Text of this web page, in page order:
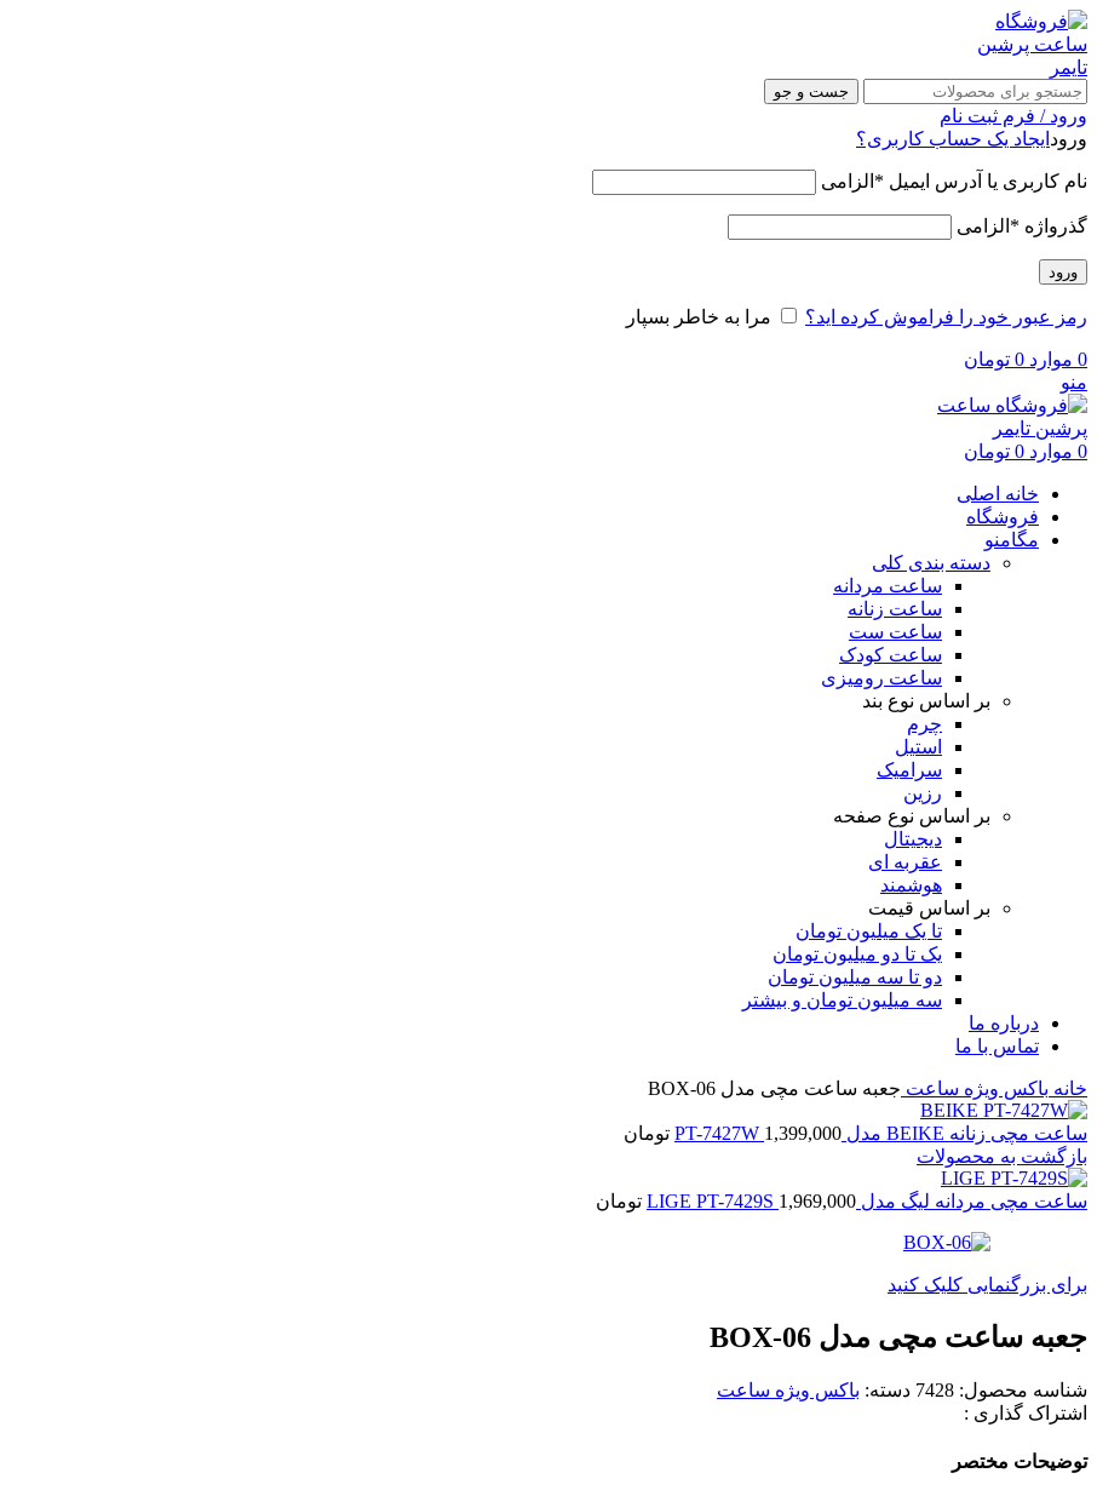
جست و جو
ورود / فرم ثبت نام
ورود ایجاد یک حساب کاربری؟
نام کاربری یا آدرس ایمیل * الزامی
گذرواژه * الزامی
ورود
رمز عبور خود را فراموش کرده اید؟ مرا به خاطر بسپار
0 موارد 0 تومان
منو
0 موارد 0 تومان
خانه اصلی
فروشگاه
مگامنو
دسته بندی کلی
ساعت مردانه
ساعت زنانه
ساعت ست
ساعت کودک
ساعت رومیزی
بر اساس نوع بند
چرم
استیل
سرامیک
رزین
بر اساس نوع صفحه
دیجیتال
عقربه ای
هوشمند
بر اساس قیمت
تا یک میلیون تومان
یک تا دو میلیون تومان
دو تا سه میلیون تومان
سه میلیون تومان و بیشتر
درباره ما
تماس با ما
خانه باکس ویژه ساعت جعبه ساعت مچی مدل BOX-06
ساعت مچی زنانه BEIKE مدل PT-7427W 1,399,000
تومان
بازگشت به محصولات
ساعت مچی مردانه لیگ مدل LIGE PT-7429S 1,969,000 تومان
برای بزرگنمایی کلیک کنید
جعبه ساعت مچی مدل BOX-06
شناسه محصول: 7428 دسته: باکس ویژه ساعت
اشتراک گذاری :
توضیحات مختصر